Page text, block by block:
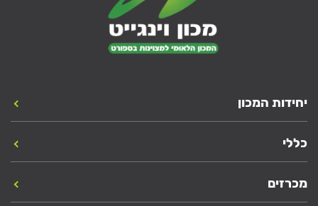
יחידות המכון
כללי
מכרזים